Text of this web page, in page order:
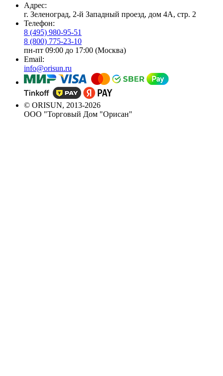
Адрес:
г. Зеленоград, 2-й Западный проезд, дом 4А, стр. 2
Телефон:
8 (495) 980-95-51
8 (800) 775-23-10
пн-пт 09:00 до 17:00 (Москва)
Email:
info@orisun.ru
© ORISUN, 2013-2026
ООО "Торговый Дом "Орисан"